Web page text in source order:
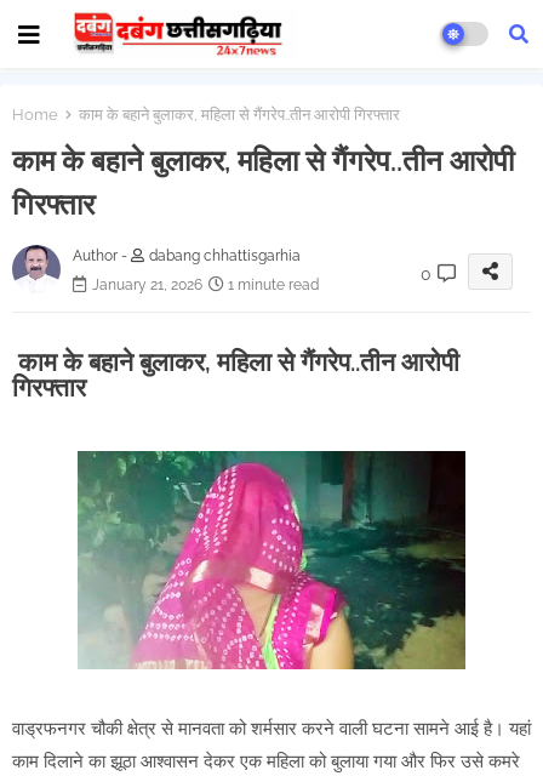
Home काम के बहाने बुलाकर, महिला से गैंगरेप..तीन आरोपी गिरफ्तार
काम के बहाने बुलाकर, महिला से गैंगरेप..तीन आरोपी
गिरफ्तार
Author -
dabang chhattisgarhia
January 21, 2026
1 minute read
0
काम के बहाने बुलाकर, महिला से गैंगरेप..तीन आरोपी
गिरफ्तार
वाड्रफनगर चौकी क्षेत्र से मानवता को शर्मसार करने वाली घटना सामने आई है। यहां
काम दिलाने का झूठा आश्वासन देकर एक महिला को बुलाया गया और फिर उसे कमरे